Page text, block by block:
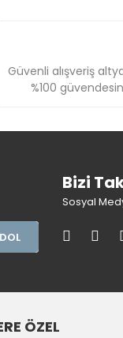
Güvenli alışveriş
%100
Bizi
Sosyal
ÖZEL